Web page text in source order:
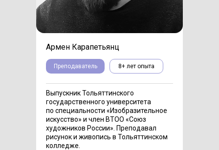
8+ лет опыта
Армен Карапетьянц
Преподаватель
Выпускник Тольяттинского
государственного университета
по специальности «Изобразительное
искусство» и член ВТОО «Союз
художников России». Преподавал
рисунок и живопись в Тольяттинском
колледже.